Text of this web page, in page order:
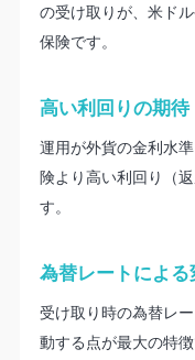
の受け取りが、米ド
保険です。
高い利回りの期待
運用が外貨の金利水
険より高い利回り（
す。
為替レートによる
受け取り時の為替レ
動する点が最大の特